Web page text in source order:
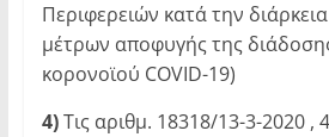
Περιφερειών κατά την
μέτρων αποφυγής της
κορονοϊού COVID-19)
4)Τις αριθμ. 18318/13-3-2020 ,